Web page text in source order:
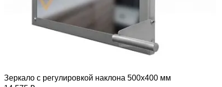
Зеркало с регулировкой наклона 500х400 мм